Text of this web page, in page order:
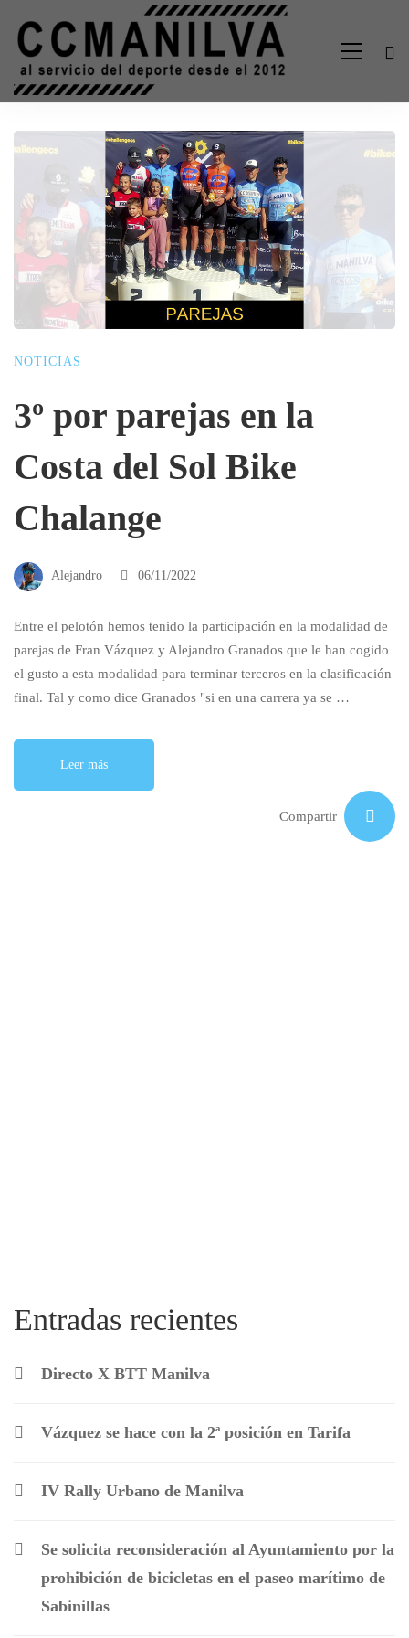
NOTICIAS
3º por parejas en la
Costa del Sol Bike
Chalange
Alejandro 06/11/2022
Entre el pelotón hemos tenido la participación en la modalidad de
parejas de Fran Vázquez y Alejandro Granados que le han cogido
el gusto a esta modalidad para terminar terceros en la clasificación
final. Tal y como dice Granados "si en una carrera ya se …
Leer más
Compartir
Entradas recientes
Directo X BTT Manilva
Vázquez se hace con la 2ª posición en Tarifa
IV Rally Urbano de Manilva
Se solicita reconsideración al Ayuntamiento por la
prohibición de bicicletas en el paseo marítimo de
Sabinillas